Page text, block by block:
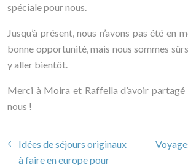
spéciale pour nous.
Jusqu’à présent, nous n’avons pas été en
bonne opportunité, mais nous sommes
y aller bientôt.
Merci à Moira et Raffella d’avoir
nous !
Idées de séjours originaux
à faire en europe pour